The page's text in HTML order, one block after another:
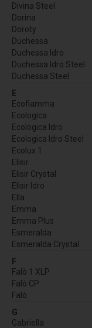
Divina Steel
Dorina
Doroty
Duchessa
Duchessa Idro
Duchessa Idro Steel
Duchessa Steel
E
Ecofiamma
Ecologica
Ecologica Idro
Ecologica Idro Steel
Ecolux 1
Elisir
Elisir Crystal
Elisir Idro
Ella
Emma
Emma Plus
Esmeralda
Esmeralda Crystal
F
Falò 1 XLP
Falò CP
Faló
G
Gabriella